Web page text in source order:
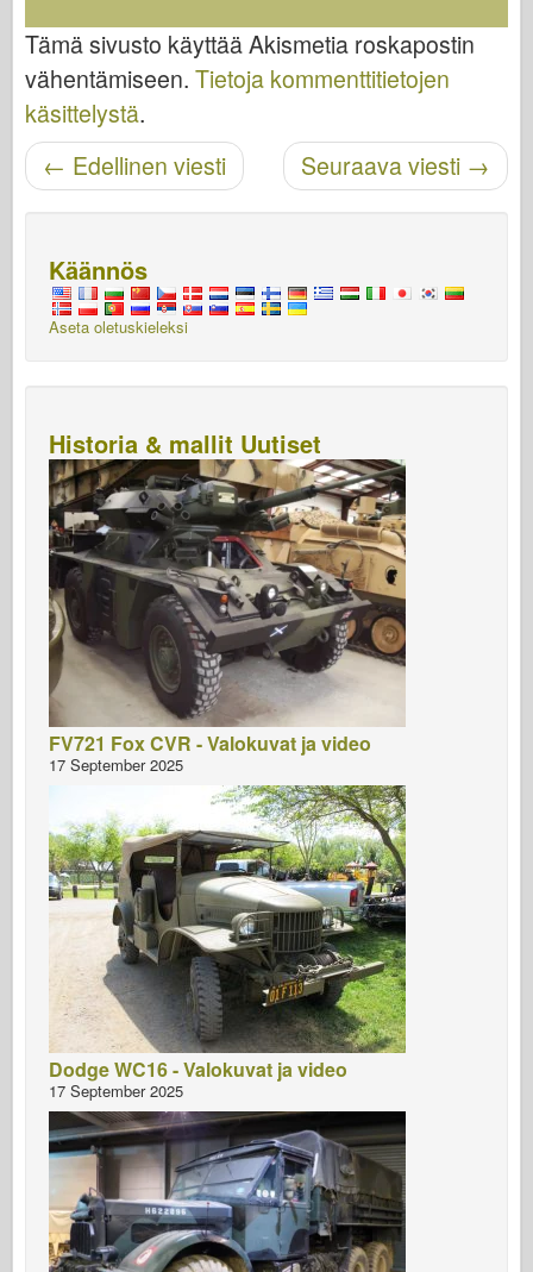
Tämä sivusto käyttää Akismetia roskapostin
vähentämiseen. Tietoja kommenttitietojen
käsittelystä.
Navigoinnin jälkeinen Seuraava viesti →
← Edellinen viesti
Käännös
Aseta oletuskieleksi
Historia & mallit Uutiset
FV721 Fox CVR - Valokuvat ja video
17 September 2025
Dodge WC16 - Valokuvat ja video
17 September 2025